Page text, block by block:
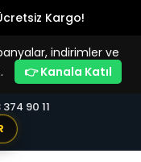
Kargo!
indirimler ve
👉 Kanala Katıl
90 11